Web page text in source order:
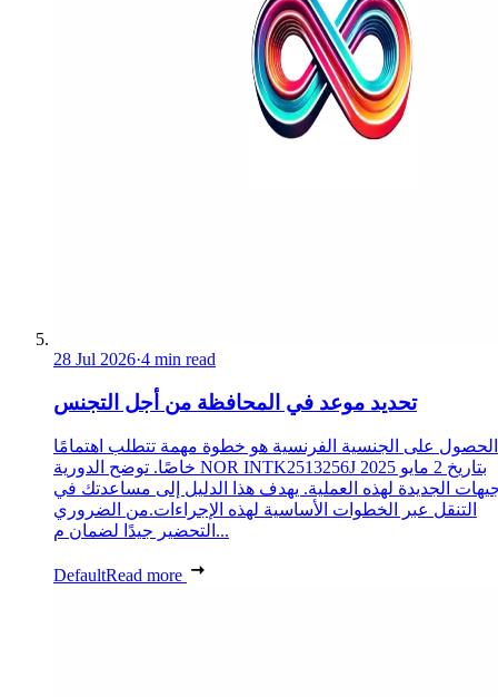
28 Jul 2026·4 min read
تحديد موعد في المحافظة من أجل التجنس
الحصول على الجنسية الفرنسية هو خطوة مهمة تتطلب اهتمامًا
خاصًا. توضح الدورية NOR INTK2513256J بتاريخ 2 مايو 2025
الجديدة لهذه العملية. يهدف هذا الدليل إلى مساعدتك في
التنقل عبر الخطوات الأساسية لهذه الإجراءات.من الضروري
التحضير جيدًا لضمان م...
DefaultRead more